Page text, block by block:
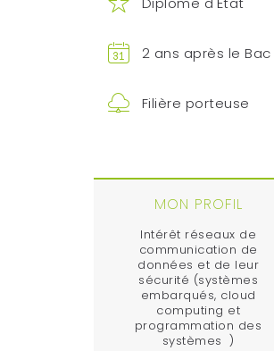
2 ans après le Bac
Filière porteuse
MON PROFIL
Intérêt réseaux de
communication de
données et de leur
sécurité (systèmes
embarqués, cloud
computing et
programmation des
systèmes )